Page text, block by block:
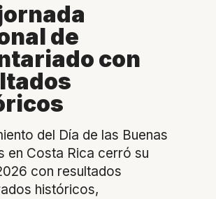
de
con
del Día de las Buenas
en Costa Rica cerró su
con resultados
históricos,